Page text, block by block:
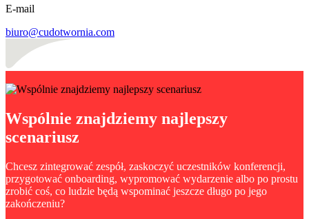
E-mail
biuro@cudotwornia.com
Wspólnie znajdziemy najlepszy
scenariusz
Chcesz zintegrować zespół, zaskoczyć uczestników konferencji,
przygotować onboarding, wypromować wydarzenie albo po prostu
zrobić coś, co ludzie będą wspominać jeszcze długo po jego
zakończeniu?